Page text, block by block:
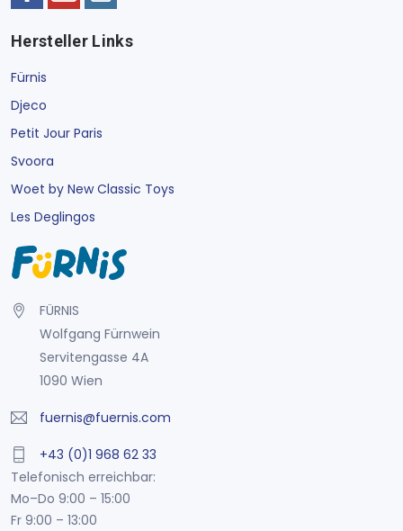
Hersteller Links
Fürnis
Djeco
Petit Jour Paris
Svoora
Woet by New Classic Toys
Les Deglingos
FÜRNIS
Wolfgang Fürnwein
Servitengasse 4A
1090 Wien
fuernis@fuernis.com
+43 (0)1 968 62 33
Telefonisch erreichbar:
Mo–Do 9:00 – 15:00
Fr 9:00 – 13:00